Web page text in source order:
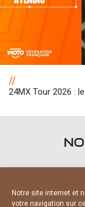
Notre site internet et
votre navigation sur
//
24MX Tour 2026 :